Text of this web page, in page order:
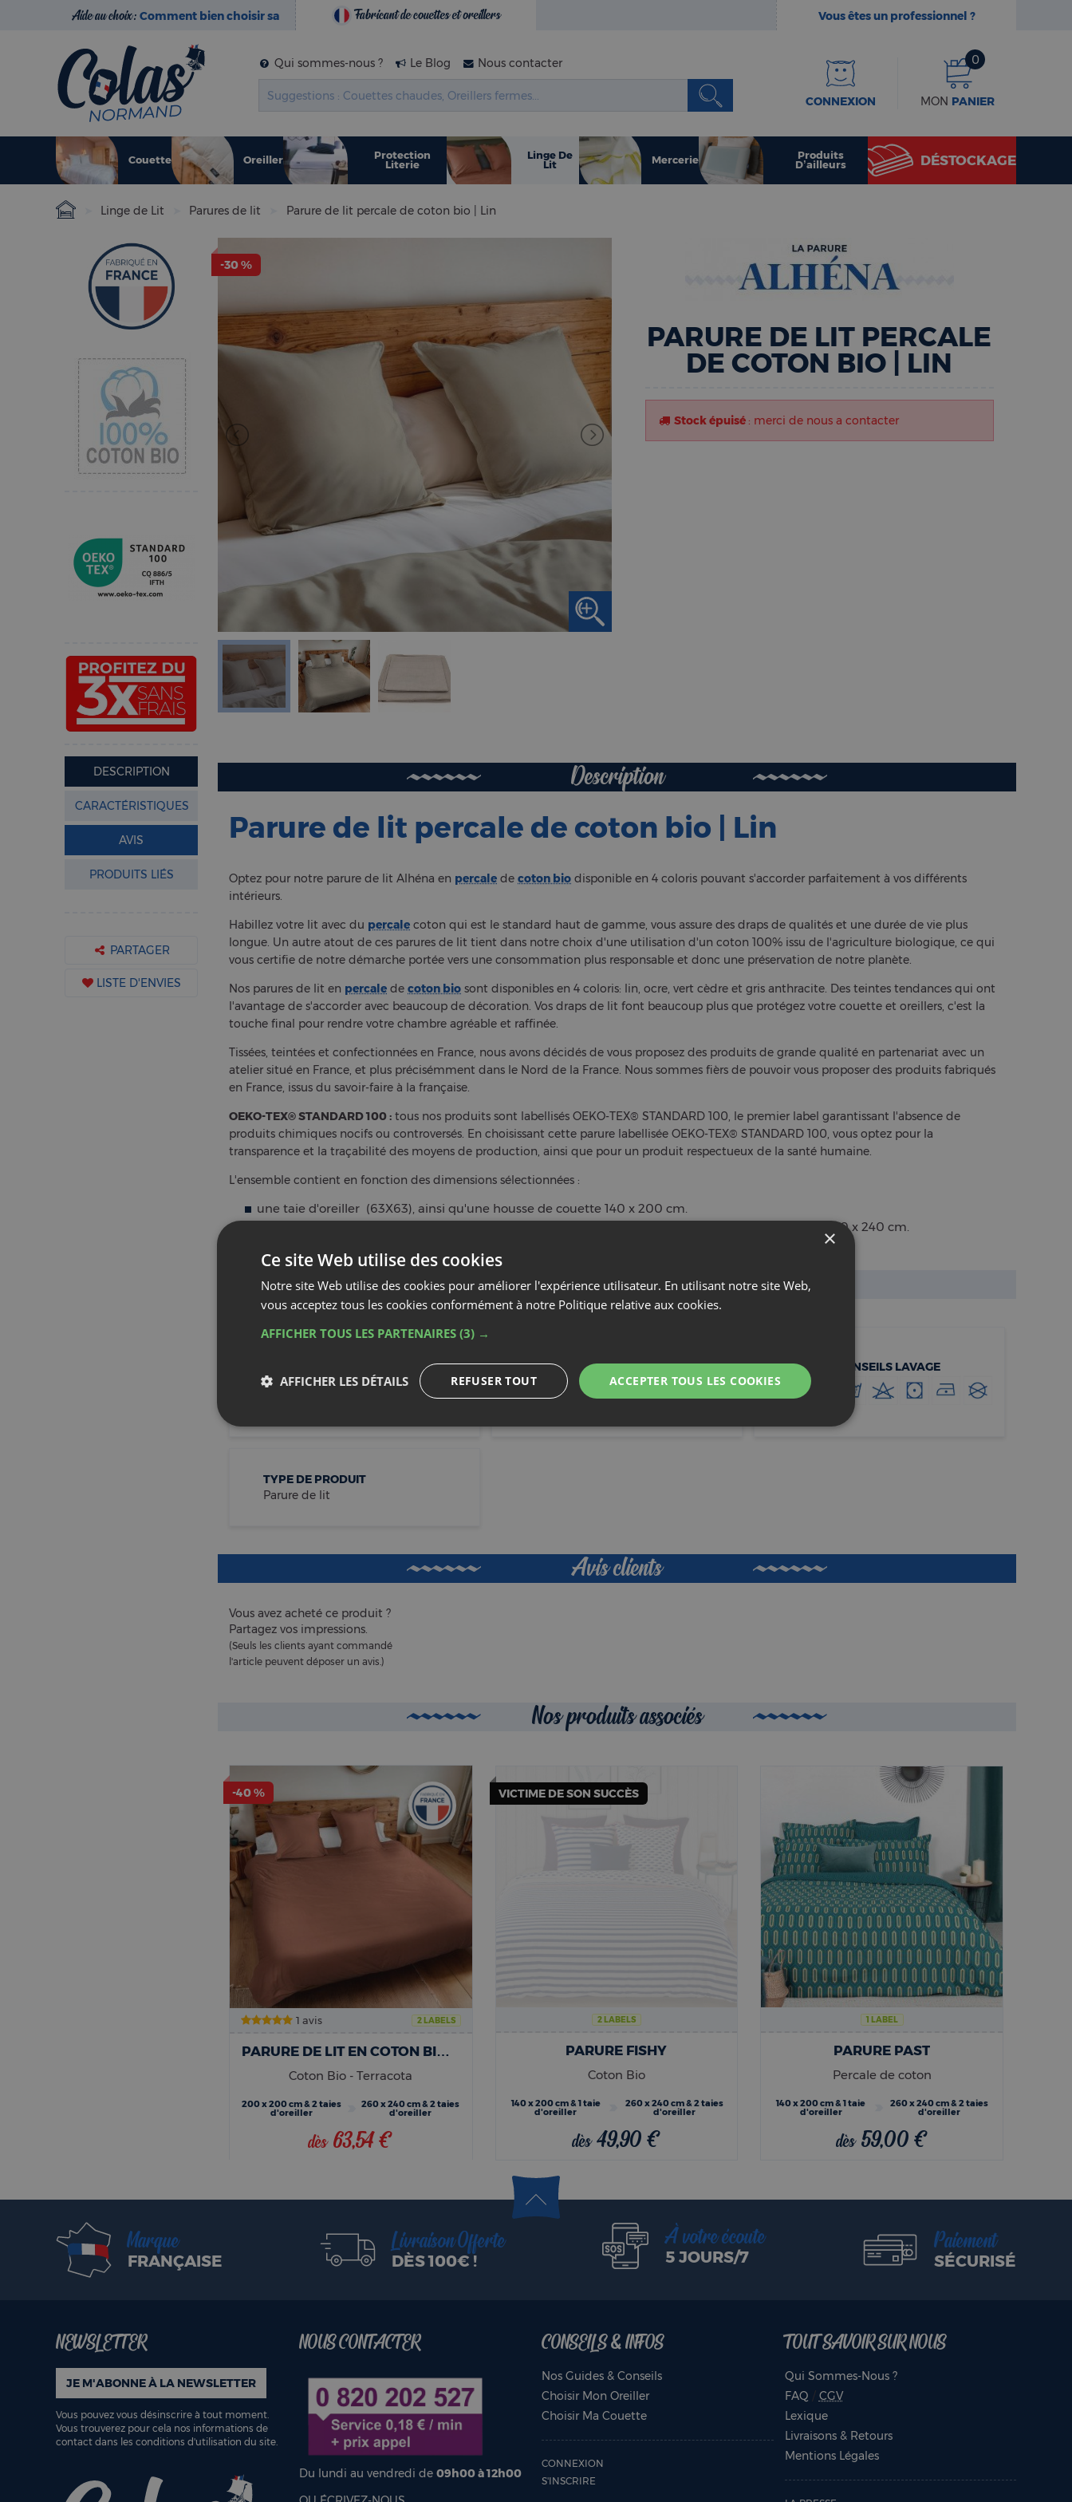
Aide au choix : Comment bien choisir sa
literie ?
Fabricant de couettes et oreillers Vous êtes un professionnel ?
Qui sommes-nous ? Le Blog Nous contacter
CONNEXION MON PANIER
0
Couette Oreiller
Protection
Literie
Linge De
Lit
Mercerie
Produits
D’ailleurs
DÉSTOCKAGE
Linge de Lit Parures de lit Parure de lit percale de coton bio | Lin
DESCRIPTION
CARACTÉRISTIQUES
AVIS
PRODUITS LIÉS
PARTAGER
LISTE D'ENVIES
-30 %
PARURE DE LIT PERCALE
DE COTON BIO | LIN
Stock épuisé : merci de nous a contacter
Description
Parure de lit percale de coton bio | Lin
Optez pour notre parure de lit Alhéna en percale de coton bio disponible en 4 coloris pouvant s'accorder parfaitement à vos différents
intérieurs.
Habillez votre lit avec du percale coton qui est le standard haut de gamme, vous assure des draps de qualités et une durée de vie plus
longue. Un autre atout de ces parures de lit tient dans notre choix d'une utilisation d'un coton 100% issu de l'agriculture biologique, ce qui
vous certifie de notre démarche portée vers une consommation plus responsable et donc une préservation de notre planète.
Nos parures de lit en percale de coton bio sont disponibles en 4 coloris: lin, ocre, vert cèdre et gris anthracite. Des teintes tendances qui ont
l'avantage de s'accorder avec beaucoup de décoration. Vos draps de lit font beaucoup plus que protégez votre couette et oreillers, c'est la
touche final pour rendre votre chambre agréable et raffinée.
Tissées, teintées et confectionnées en France, nous avons décidés de vous proposez des produits de grande qualité en partenariat avec un
atelier situé en France, et plus précisémment dans le Nord de la France. Nous sommes fièrs de pouvoir vous proposer des produits fabriqués
en France, issus du savoir-faire à la française.
OEKO-TEX® STANDARD 100 : tous nos produits sont labellisés OEKO-TEX® STANDARD 100, le premier label garantissant l'absence de
produits chimiques nocifs ou controversés. En choisissant cette parure labellisée OEKO-TEX® STANDARD 100, vous optez pour la
transparence et la traçabilité des moyens de production, ainsi que pour un produit respectueux de la santé humaine.
L'ensemble contient en fonction des dimensions sélectionnées :
une taie d'oreiller (63X63), ainsi qu'une housse de couette 140 x 200 cm.
deux taies d'oreiller (63X63), ainsi qu'une housse de couette en 200 x 200 cm, 240 x 220 cm ou 260 x 240 cm.
Caractéristiques
ENVELOPPE
100%percale decoton bio
LOT
1 housse de couette & 1 ou 2
taies oreillers 63x63 cm
CONSEILS LAVAGE
TYPE DE PRODUIT
Parure de lit
Avis clients
Vous avez acheté ce produit ?
Partagez vos impressions.
(Seuls les clients ayant commandé
l'article peuvent déposer un avis.)
Nos produits associés
-40 %
1 avis 2 LABELS
PARURE DE LIT EN COTON BIO | TERRACOTA
Coton Bio - Terracota
200 x 200 cm & 2 taies
d'oreiller
260 x 240 cm & 2 taies
d'oreiller
dès 63,54 €
VICTIME DE SON SUCCÈS
2 LABELS
PARURE FISHY
Coton Bio
140 x 200 cm & 1 taie
d'oreiller
260 x 240 cm & 2 taies
d'oreiller
dès 49,90 €
1 LABEL
PARURE PAST
Percale de coton
140 x 200 cm & 1 taie
d'oreiller
260 x 240 cm & 2 taies
d'oreiller
dès 59,00 €
Marque
FRANÇAISE
Livraison Offerte
DÈS 100€ !
À votre écoute
5 JOURS/7
Paiement
SÉCURISÉ
NEWSLETTER
JE M'ABONNE À LA NEWSLETTER
Vous pouvez vous désinscrire à tout moment.
Vous trouverez pour cela nos informations de
contact dans les conditions d'utilisation du site.
NOUS CONTACTER
Du lundi au vendredi de 09h00 à 12h00
CONSEILS & INFOS
Nos Guides & Conseils
Choisir Mon Oreiller
Choisir Ma Couette
CONNEXION
S'INSCRIRE
TOUT SAVOIR SUR NOUS
Qui Sommes-Nous ?
FAQ / CGV
Lexique
Livraisons & Retours
Mentions Légales